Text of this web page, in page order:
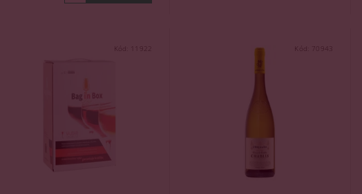
Kód: 11922 Kód: 70943